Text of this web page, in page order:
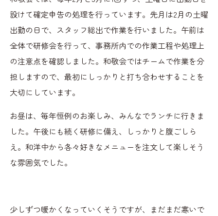
設けて確定申告の処理を行っています。先月は2月の土曜
出勤の日で、スタッフ総出で作業を行いました。午前は
全体で研修会を行って、事務所内での作業工程や処理上
の注意点を確認しました。和敬会ではチームで作業を分
担しますので、最初にしっかりと打ち合わせすることを
大切にしています。
お昼は、毎年恒例のお楽しみ、みんなでランチに行きま
した。午後にも続く研修に備え、しっかりと腹ごしら
え。和洋中から各々好きなメニューを注文して楽しそう
な雰囲気でした。
少しずつ暖かくなっていくそうですが、まだまだ寒いで